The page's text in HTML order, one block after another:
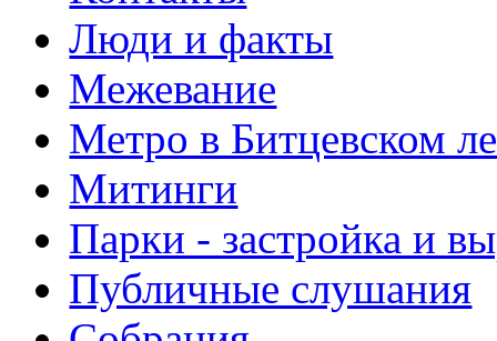
Люди и факты
Межевание
Метро в Битцевском
Митинги
Парки - застройка и
Публичные слушания